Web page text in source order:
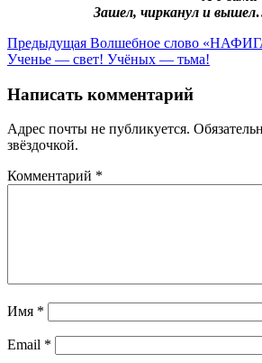
Зашел, чирканул и
Предыдущая Волшебное слово
Ученье — свет! Учёных — тьма!
Написать комментарий
Адрес почты не публикуется.
звёздочкой.
Комментарий *
Имя *
Email *